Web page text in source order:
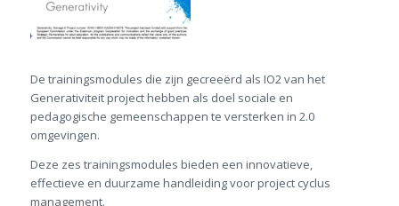
De trainingsmodules die zijn gecreeërd als IO2 van het
Generativiteit project hebben als doel sociale en
pedagogische gemeenschappen te versterken in 2.0
omgevingen.
Deze zes trainingsmodules bieden een innovatieve,
effectieve en duurzame handleiding voor project cyclus
management.